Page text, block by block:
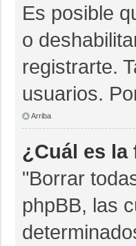
Es posible
o
registrarte.
usuarios.
Arriba
¿Cuál es
"Borrar
phpBB, las